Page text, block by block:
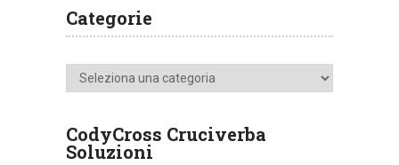
Categorie
Categorie
CodyCross Cruciverba
Soluzioni